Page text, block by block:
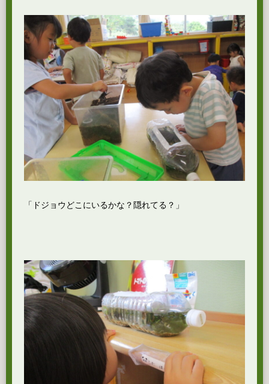
「ドジョウどこにいるかな？隠れてる？」